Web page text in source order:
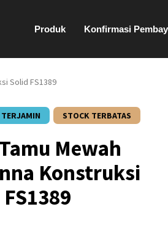
Produk Konfirmasi
Solid FS1389
STOCK TERBATAS
Mewah
Konstruksi